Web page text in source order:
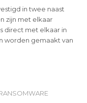
in twee naast
zijn met elkaar
direct met elkaar in
worden gemaakt van